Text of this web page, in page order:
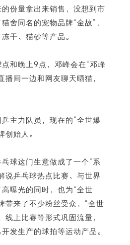
份量拿出来销售，没想到市
舍同名的宠物品牌“金故”，
干、猫砂等产品。
和晚上9点，邓峰会在“邓峰
播间一边和网友聊天晒猫，
乒主力队员，现在的“全世爆
创始人。
球这门生意做成了一个“系
说乒乓球热点比赛、与世界
曝光的同时，也为“全世
带来了不少粉丝受众，“全世
线上比赛等形式巩固流量，
发生产的球拍等运动产品。